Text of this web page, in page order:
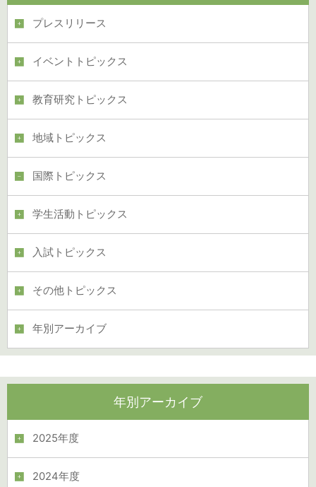
プレスリリース
イベントトピックス
教育研究トピックス
地域トピックス
国際トピックス
学生活動トピックス
入試トピックス
その他トピックス
年別アーカイブ
年別アーカイブ
2025年度
2024年度